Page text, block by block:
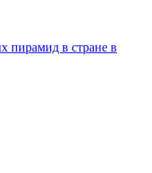
пирамид в стране в